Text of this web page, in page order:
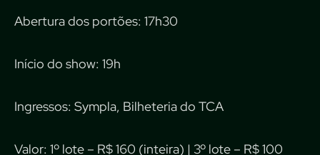
Abertura dos portões: 17h30
Início do show: 19h
Ingressos: Sympla, Bilheteria do TCA
Valor: 1º lote – R$ 160 (inteira) | 3º lote – R$ 100